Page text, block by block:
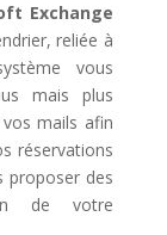
Exchange
reliée à
vous
mais plus
mails afin
réservations
proposer des
de votre